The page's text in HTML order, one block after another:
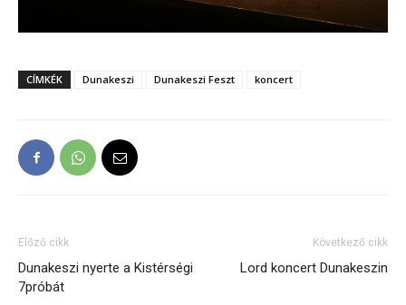
CÍMKÉK Dunakeszi Dunakeszi Feszt koncert
Előző cikk
Dunakeszi nyerte a Kistérségi
7próbát
Következő cikk
Lord koncert Dunakeszin